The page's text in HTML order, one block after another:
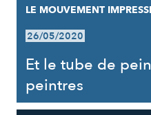
LE MOUVEMENT
26/05/2020
Et le tube de
peintres